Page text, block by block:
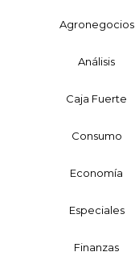
Agronegocios
Análisis
Caja Fuerte
Consumo
Economía
Especiales
Finanzas